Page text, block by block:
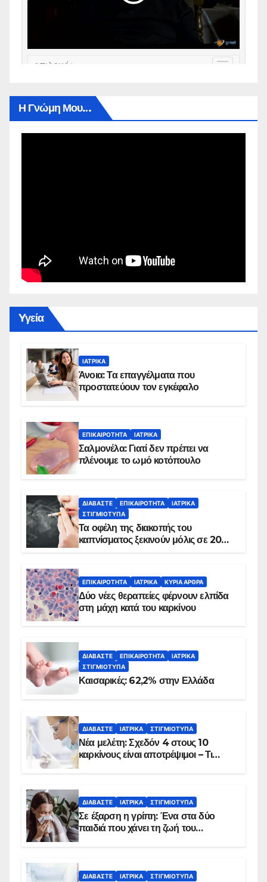
Η Γνώμη Μου…
Yγεία
ΙΑΤΡΙΚΆ
Άνοια: Τα επαγγέλματα που
προστατεύουν τον εγκέφαλο
ΕΠΙΚΑΙΡΌΤΗΤΑ ΙΑΤΡΙΚΆ
Σαλμονέλα: Γιατί δεν πρέπει να
πλένουμε το ωμό κοτόπουλο
ΔΙΑΒΆΣΤΕ ΕΠΙΚΑΙΡΌΤΗΤΑ
ΙΑΤΡΙΚΆ
ΣΤΙΓΜΙΌΤΥΠΑ
Τα οφέλη της διακοπής του
καπνίσματος ξεκινούν μόλις σε 20
ΕΠΙΚΑΙΡΌΤΗΤΑ ΙΑΤΡΙΚΆ ΚΥΡΙΑ ΑΡΘΡΑ
Δύο νέες θεραπείες φέρνουν ελπίδα
στη μάχη κατά του καρκίνου
ΔΙΑΒΆΣΤΕ ΕΠΙΚΑΙΡΌΤΗΤΑ
ΙΑΤΡΙΚΆ
ΣΤΙΓΜΙΌΤΥΠΑ
Καισαρικές: 62,2% στην Ελλάδα
ΔΙΑΒΆΣΤΕ ΙΑΤΡΙΚΆ ΣΤΙΓΜΙΌΤΥΠΑ
Νέα μελέτη: Σχεδόν 4 στους 10
καρκίνους είναι αποτρέψιμοι – Τι
ΔΙΑΒΆΣΤΕ ΙΑΤΡΙΚΆ ΣΤΙΓΜΙΌΤΥΠΑ
Σε έξαρση η γρίπη: Ένα στα δύο
παιδιά που χάνει τη ζωή του
ΔΙΑΒΆΣΤΕ ΙΑΤΡΙΚΆ ΣΤΙΓΜΙΌΤΥΠΑ